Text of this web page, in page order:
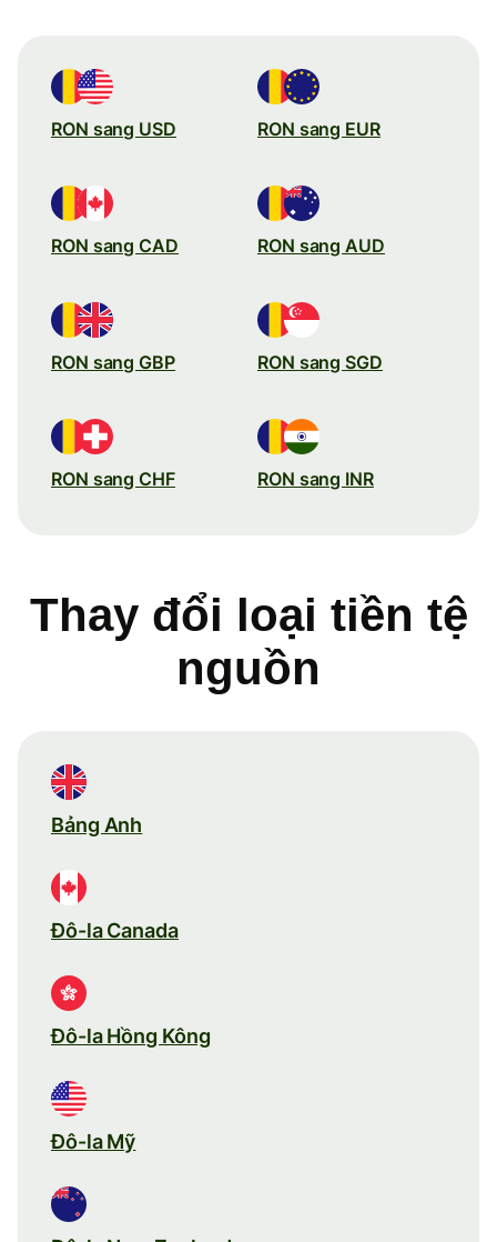
RON sang USD RON sang EUR
RON sang CAD RON sang AUD
RON sang GBP RON sang SGD
RON sang CHF RON sang INR
Thay đổi loại tiền tệ
nguồn
Bảng Anh
Đô-la Canada
Đô-la Hồng Kông
Đô-la Mỹ